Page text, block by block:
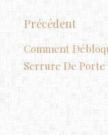
Précédent
Comment
Serrure De Porte